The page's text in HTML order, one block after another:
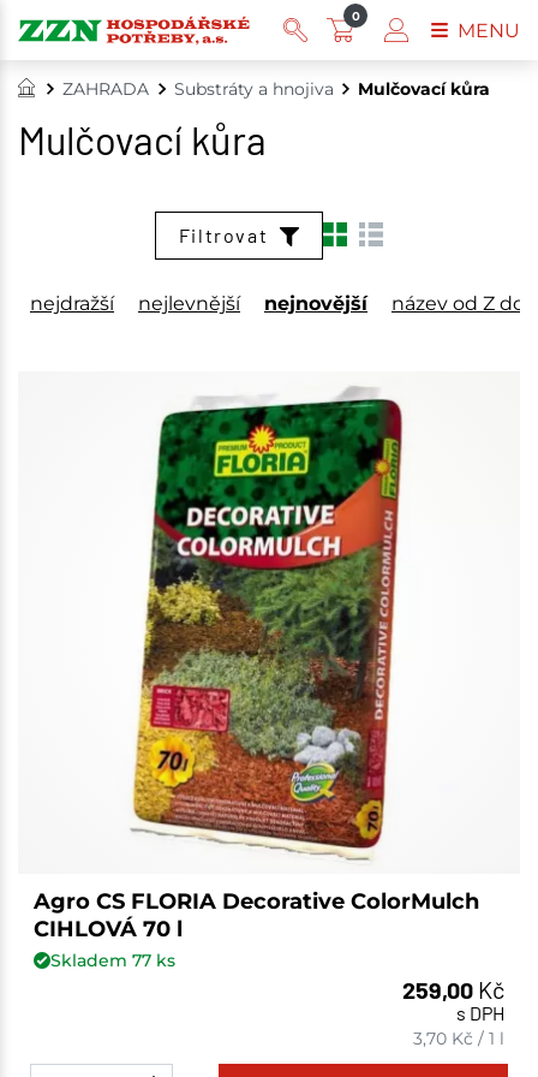
ZAHRADA Substráty a hnojiva Mulčovací kůra
Mulčovací kůra
Filtrovat
nejdražší nejlevnější nejnovější název od Z do
Agro CS FLORIA Decorative ColorMulch
CIHLOVÁ 70 l
Skladem 77ks
259,00 Kč
s DPH
3,70 Kč /1 l
0
MENU